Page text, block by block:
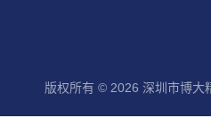
版权所有 © 2026 深圳市博